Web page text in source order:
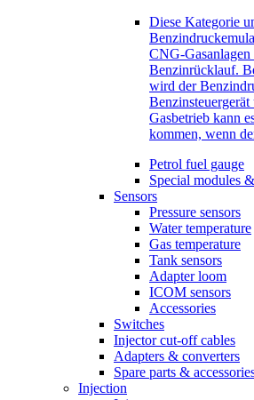
Diese Kategorie
CNG-
Benzinrücklauf.
wird der
Gasbetrieb kann
kommen, wenn
Petrol fuel gauge
Special modules
Sensors
Pressure sensors
Water temperature
Gas temperature
Tank sensors
Adapter loom
ICOM sensors
Accessories
Switches
Injector cut-off cables
Adapters & converters
Spare parts &
Injection